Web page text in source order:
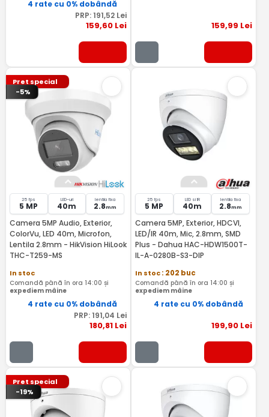
4 rate cu 0% dobândă
PRP: 191,52Lei
159,60Lei 159,99 Lei
Pret special
-5%
25 fps
5 MP
LED-uri
40m
lentila fixa
2.8mm
Camera 5MP Audio, Exterior,
ColorVu, LED 40m, Microfon,
Lentila 2.8mm - HikVision HiLook
THC-T259-MS
In stoc
Comandă până în ora 14:00 și
expediem mâine
4 rate cu 0% dobândă
PRP: 191,04 Lei
180,81Lei
25 fps
5 MP
LED si IR
40m
lentila fixa
2.8mm
Camera 5MP, Exterior, HDCVI,
LED/IR 40m, Mic, 2.8mm, SMD
Plus - Dahua HAC-HDW1500T-
IL-A-0280B-S3-DIP
In stoc: 202 buc
Comandă până în ora 14:00 și
expediem mâine
4 rate cu 0% dobândă
199,90 Lei
Pret special
-19%